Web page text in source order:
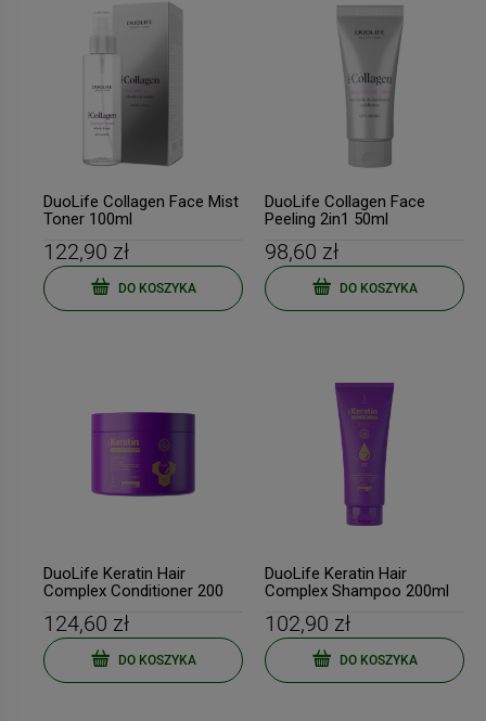
DuoLife Collagen Face Mist
Toner 100ml
122,90 zł
DO KOSZYKA
DuoLife Collagen Face
Peeling 2in1 50ml
98,60 zł
DO KOSZYKA
DuoLife Keratin Hair
Complex Conditioner 200
włosów
124,60 zł
DO KOSZYKA
DuoLife Keratin Hair
Complex Shampoo 200ml
102,90 zł
DO KOSZYKA